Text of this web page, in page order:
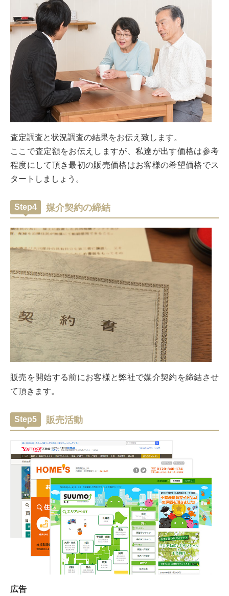
査定調査と状況調査の結果をお伝え致します。
ここで査定額をお伝えしますが、私達が出す価格は参考
程度にして頂き最初の販売価格はお客様の希望価格でス
タートしましょう。
Step4 媒介契約の締結
販売を開始する前にお客様と弊社で媒介契約を締結させ
て頂きます。
Step5 販売活動
広告